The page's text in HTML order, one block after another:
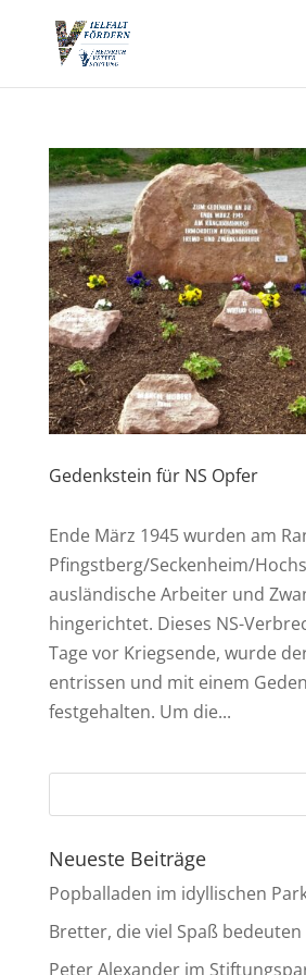
Gedenkstein für NS Opfer
Ende März 1945 wurden am
Pfingstberg/Seckenheim/
ausländische Arbeiter und
hingerichtet. Dieses NS-
Tage vor Kriegsende, wurde
entrissen und mit einem
festgehalten. Um die...
Neueste Beiträge
Popballaden im idyllischen
Bretter, die viel Spaß bedeuten
Peter Alexander im